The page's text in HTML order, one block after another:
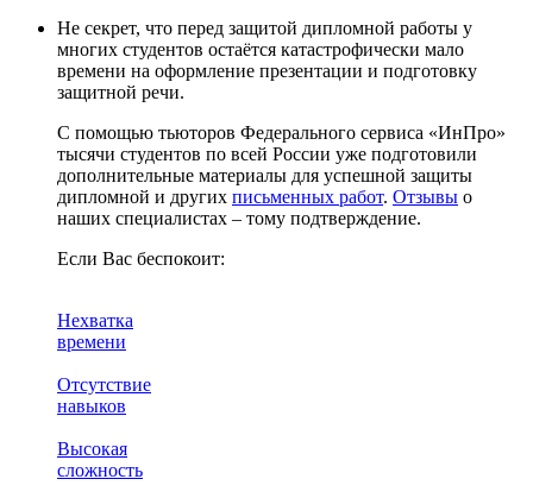
Не секрет, что перед защитой дипломной работы у
многих студентов остаётся катастрофически мало
времени на оформление презентации и подготовку
защитной речи.
С помощью тьюторов Федерального сервиса «ИнПро»
тысячи студентов по всей России уже подготовили
дополнительные материалы для успешной защиты
дипломной и других письменных работ. Отзывы о
наших специалистах – тому подтверждение.
Если Вас беспокоит:
Нехватка
времени
Отсутствие
навыков
Высокая
сложность